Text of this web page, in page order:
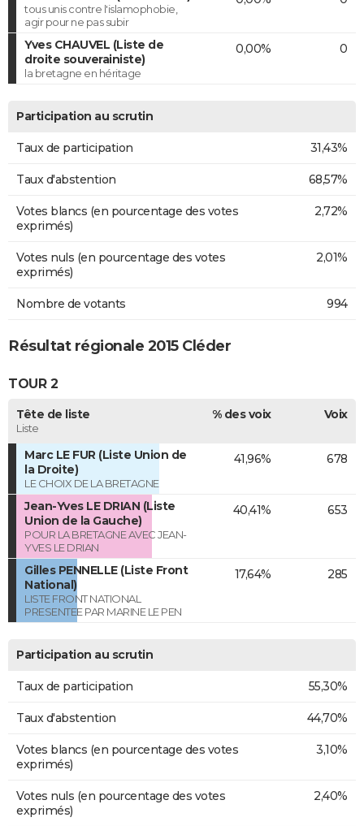
tous unis contre l'islamophobie,
agir pour ne pas subir
Yves CHAUVEL (Liste de
droite souverainiste)
la bretagne en héritage
0,00% 0
Participation au scrutin
Taux de participation 31,43%
Taux d'abstention 68,57%
Votes blancs (en pourcentage des votes
exprimés)
2,72%
Votes nuls (en pourcentage des votes
exprimés)
2,01%
Nombre de votants 994
Résultat régionale 2015 Cléder
TOUR 2
Tête de liste
Liste
% des voix Voix
Marc LE FUR (Liste Union de
la Droite)
LE CHOIX DE LA BRETAGNE
41,96% 678
Jean-Yves LE DRIAN (Liste
Union de la Gauche)
POUR LA BRETAGNE AVEC JEAN-
YVES LE DRIAN
40,41% 653
Gilles PENNELLE (Liste Front
National)
LISTE FRONT NATIONAL
PRESENTEE PAR MARINE LE PEN
17,64% 285
Participation au scrutin
Taux de participation 55,30%
Taux d'abstention 44,70%
Votes blancs (en pourcentage des votes
exprimés)
3,10%
Votes nuls (en pourcentage des votes
exprimés)
2,40%